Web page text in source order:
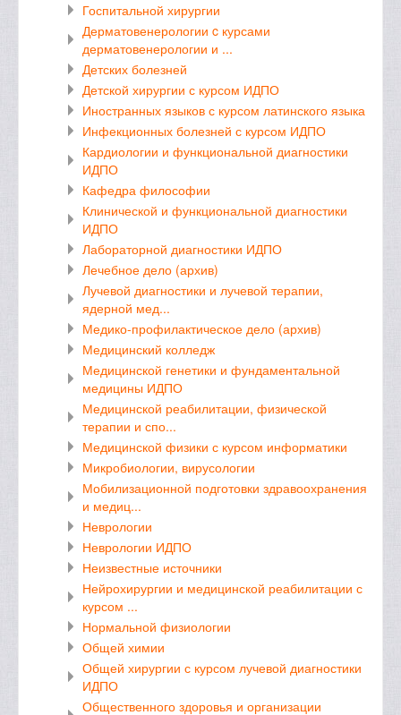
Госпитальной хирургии
Дерматовенерологии c курсами
дерматовенерологии и ...
Детских болезней
Детской хирургии с курсом ИДПО
Иностранных языков с курсом латинского языка
Инфекционных болезней с курсом ИДПО
Кардиологии и функциональной диагностики
ИДПО
Кафедра философии
Клинической и функциональной диагностики
ИДПО
Лабораторной диагностики ИДПО
Лечебное дело (архив)
Лучевой диагностики и лучевой терапии,
ядерной мед...
Медико-профилактическое дело (архив)
Медицинский колледж
Медицинской генетики и фундаментальной
медицины ИДПО
Медицинской реабилитации, физической
терапии и спо...
Медицинской физики с курсом информатики
Микробиологии, вирусологии
Мобилизационной подготовки здравоохранения
и медиц...
Неврологии
Неврологии ИДПО
Неизвестные источники
Нейрохирургии и медицинской реабилитации с
курсом ...
Нормальной физиологии
Общей химии
Общей хирургии с курсом лучевой диагностики
ИДПО
Общественного здоровья и организации